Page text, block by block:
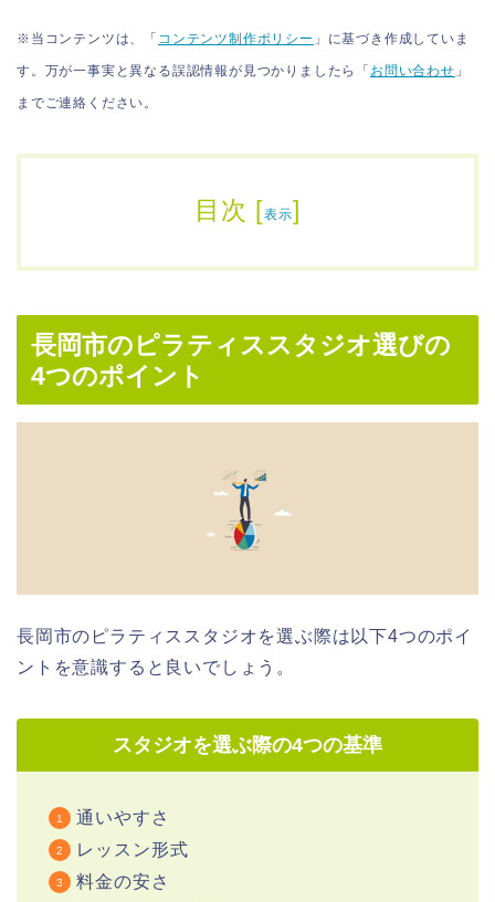
※当コンテンツは、「 コンテンツ制作ポリシー 」に基づき作成していま
す。万が一事実と異なる誤認情報が見つかりましたら「 お問い合わせ 」
までご連絡ください。
目次 [表示]
長岡市のピラティススタジオ選びの
4つのポイント
長岡市のピラティススタジオを選ぶ際は以下4つのポイ
ントを意識すると良いでしょう。
スタジオを選ぶ際の4つの基準
通いやすさ
レッスン形式
料金の安さ